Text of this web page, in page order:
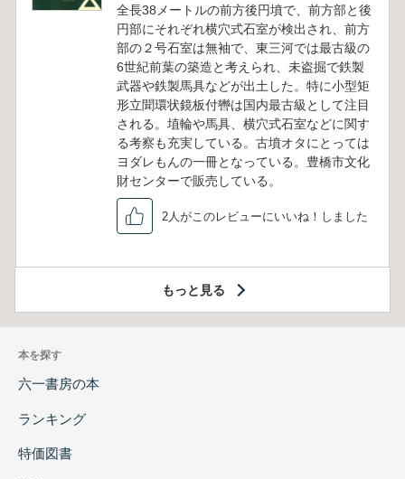
全長38メートルの前方後円墳で、前方部と後
円部にそれぞれ横穴式石室が検出され、前方
部の２号石室は無袖で、東三河では最古級の
6世紀前葉の築造と考えられ、未盗掘で鉄製
武器や鉄製馬具などが出土した。特に小型矩
形立聞環状鏡板付轡は国内最古級として注目
される。埴輪や馬具、横穴式石室などに関す
る考察も充実している。古墳オタにとっては
ヨダレもんの一冊となっている。豊橋市文化
財センターで販売している。
2人がこのレビューにいいね！しました
もっと見る
本を探す
六一書房の本
ランキング
特価図書